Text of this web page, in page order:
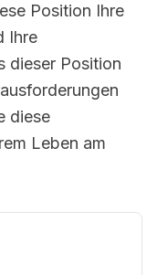
Position Ihre
Ihre
dieser Position
diese
Leben am